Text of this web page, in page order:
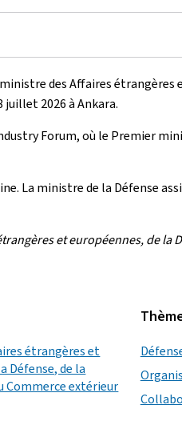
des Affaires
2026 à Ankara.
Forum, où le Premier
La ministre de la Défense
et européennes, de
étrangères et
Défense, de la
Commerce extérieur